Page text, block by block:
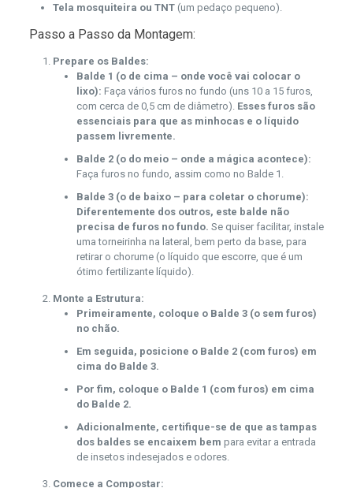
Tela mosquiteira ou TNT(um pedaço pequeno).
Passo a Passo da Montagem:
Prepare os Baldes:
Balde 1 (o de cima – onde você vai colocar o
lixo): Faça vários furos no fundo (uns 10 a 15 furos,
com cerca de 0,5 cm de diâmetro). Esses furos são
essenciais para que as minhocas e o líquido
passem livremente.
Balde 2 (o do meio – onde a mágica acontece):
Faça furos no fundo, assim como no Balde 1.
Balde 3 (o de baixo – para coletar o chorume):
Diferentemente dos outros, este balde não
precisa de furos no fundo. Se quiser facilitar, instale
uma torneirinha na lateral, bem perto da base, para
retirar o chorume (o líquido que escorre, que é um
ótimo fertilizante líquido).
Monte a Estrutura:
Primeiramente, coloque o Balde 3 (o sem furos)
no chão.
Em seguida, posicione o Balde 2 (com furos) em
cima do Balde 3.
Por fim, coloque o Balde 1 (com furos) em cima
do Balde 2.
Adicionalmente, certifique-se de que as tampas
dos baldes se encaixem bem para evitar a entrada
de insetos indesejados e odores.
Comece a Compostar: